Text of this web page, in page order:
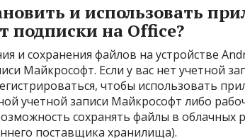
и использовать
подписки на Office?
и сохранения файлов на устройстве
Майкрософт. Если у вас нет учетной
чтобы использовать
учетной записи Майкрософт либо
сохранять файлы в облачных
поставщика хранилища).